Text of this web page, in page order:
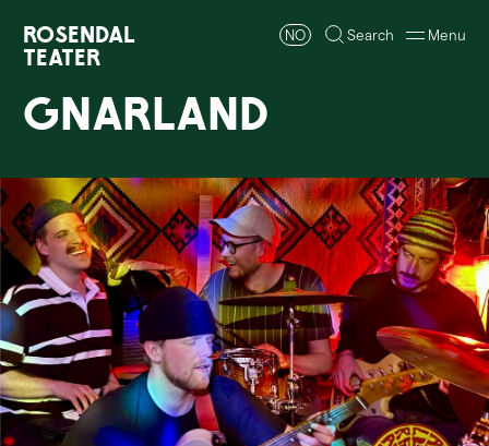
Rosendal
Teater
NO Search Menu
GNARLAND